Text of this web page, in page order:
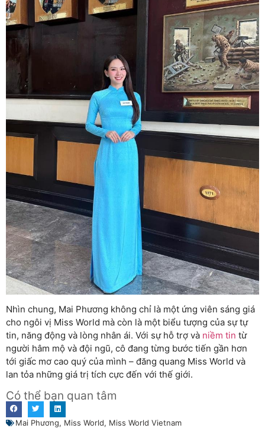
Nhìn chung, Mai Phương không chỉ là một ứng viên sáng giá
cho ngôi vị Miss World mà còn là một biểu tượng của sự tự
tin, năng động và lòng nhân ái. Với sự hỗ trợ và niềm tin từ
người hâm mộ và đội ngũ, cô đang từng bước tiến gần hơn
tới giấc mơ cao quý của mình – đăng quang Miss World và
lan tỏa những giá trị tích cực đến với thế giới.
Có thể bạn quan tâm
Mai Phương, Miss World, Miss World Vietnam